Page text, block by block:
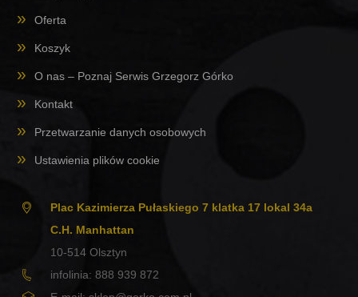
Oferta
Koszyk
O nas – Poznaj Serwis Grzegorz Górko
Kontakt
Przetwarzanie danych osobowych
Ustawienia plików cookie
Plac Kazimierza Pułaskiego 7 klatka 17 lokal 34a
C.H. Manhattan
10-514 Olsztyn
infolinia: 888 939 872